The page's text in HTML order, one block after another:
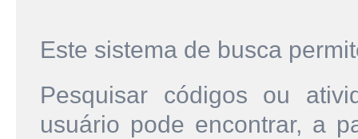
Este sistema de busca
Pesquisar códigos ou
usuário pode encontrar, a